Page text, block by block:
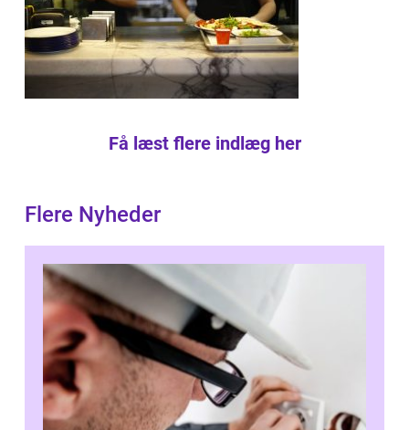
Få læst flere indlæg her
Flere Nyheder